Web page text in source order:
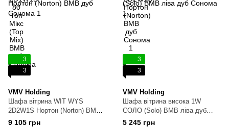
3
3
VMV Holding
Шафа вітрина WIT WYS
2D2W1S Нортон (Norton) ВМВ
дуб Сонома
9 105 грн
3
3
VMV Holding
Шафа вітрина висока 1W
СОЛО (Solo) ВМВ ліва дуб
Сонома
5 245 грн